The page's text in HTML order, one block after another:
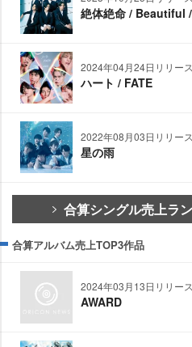
絶体絶命 / Beautiful
2024年04月24日リリース
ハート / FATE
2022年08月03日リリース
星の雨
合算シングル売上ラ
合算アルバム売上TOP3作品
2024年03月13日リリース
AWARD